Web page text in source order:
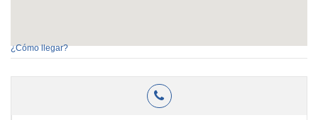
¿Cómo llegar?